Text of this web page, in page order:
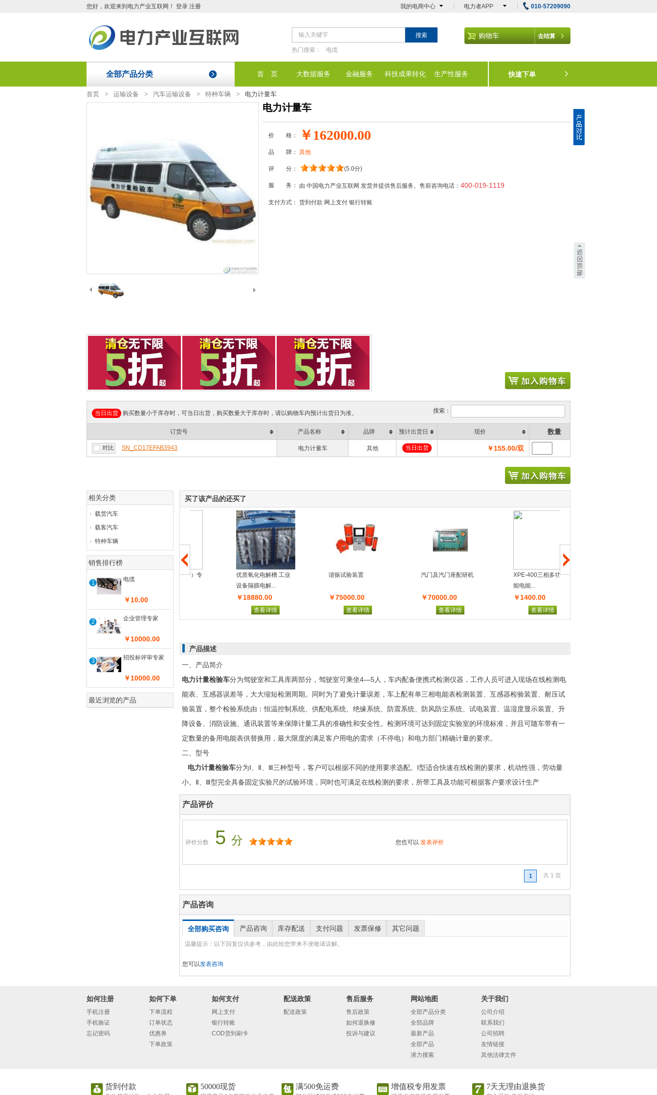
您好 ，欢迎来到电力产业互联网！ 登录 注册 我的电商中心 电力者APP 010-57209090
热门搜索： 电缆
购物车 去结算
全部产品分类 首 页 大数据服务 金融服务 科技成果转化 生产性服务 快速下单
首页 > 运输设备 > 汽车运输设备 > 特种车辆 > 电力计量车
电力计量车
价 格： ￥162000.00
品 牌： 其他
评 分： (5.0分)
服 务： 由 中国电力产业互联网 发货并提供售后服务。售前咨询电话： 400-019-1119
支付方式： 货到付款 网上支付 银行转账
当日出货 购买数量小于库存时，可当日出货，购买数量大于库存时，请以购物车内预计出货日为准。 搜索：
订货号 产品名称 品牌 预计出货日 现价 数量
对比 SN_CD17EFAB3943 电力计量车 其他 当日出货 ￥155.00/双
相关分类
载货汽车
载客汽车
特种车辆
销售排行榜
1 电缆
￥10.00
2 企业管理专家
￥10000.00
3 招投标评审专家
￥10000.00
最近浏览的产品
买了该产品的还买了
电气技术（其他类）专
家
￥10000.00
查看详情
优质氧化电解槽 工业
设备隔膜电解...
￥18880.00
谐振试验装置
￥75000.00
汽门及汽门座配研机
￥70000.00
XPE-400三相多功能智
￥1400.00
产品描述
一、产品简介
电力计量检验车分为驾驶室和工具库两部分，驾驶室可乘坐4—5人，车内配备便携式检测仪器，工作人员可进入现场在线检测电
能表、互感器误差等，大大缩短检测周期。同时为了避免计量误差，车上配有单三相电能表检测装置、互感器检验装置、耐压试
验装置，整个检验系统由：恒温控制系统、供配电系统、绝缘系统、防震系统、防风防尘系统、试电装置、温湿度显示装置、升
降设备、消防设施、通讯装置等来保障计量工具的准确性和安全性。检测环境可达到固定实验室的环境标准，并且可随车带有一
定数量的备用电能表供替换用，最大限度的满足客户用电的需求（不停电）和电力部门精确计量的要求。
二、型号
电力计量检验车分为Ⅰ、Ⅱ、Ⅲ三种型号，客户可以根据不同的使用要求选配。Ⅰ型适合快速在线检测的要求，机动性强，劳动量
小。Ⅱ、Ⅲ型完全具备固定实验尺的试验环境，同时也可满足在线检测的要求，所带工具及功能可根据客户要求设计生产
产品评价
评价分数 5 分 您也可以 发表评价
1 共 1 页
产品咨询
全部购买咨询 产品咨询 库存配送 支付问题 发票保修 其它问题
温馨提示：以下回复仅供参考，由此给您带来不便敬请谅解。
您可以发表咨询
如何注册
手机注册
手机验证
忘记密码
如何下单
下单流程
订单状态
优惠券
下单政策
如何支付
网上支付
银行转账
COD货到刷卡
配送政策
配送政策
售后服务
售后政策
如何退换修
投诉与建议
网站地图
全部产品分类
全部品牌
最新产品
全部产品
潜力搜索
关于我们
公司介绍
联系我们
公司招聘
友情链接
其他法律文件
货到付款 50000现货 满500免运费 增值税专用发票 7天无理由退换货